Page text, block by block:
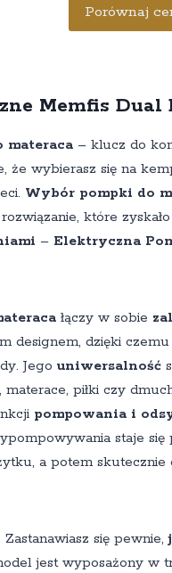
Porównaj
Memfis
materaca – klucz do
że wybierasz się na
Wybór pompki do
które
– Elektryczna
łączy w sobie
designem, dzięki
Jegouniwersalność
piłki czy
pompowania i
staje
a potem skutecznie
się pewnie,
jest wyposażony w